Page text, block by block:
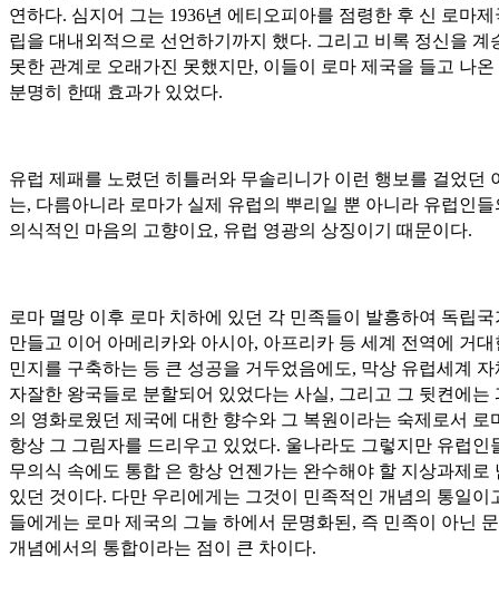
연하다. 심지어 그는 1936년 에티오피아를 점령한 후 신 로마제
립을 대내외적으로 선언하기까지 했다. 그리고 비록 정신을 계
못한 관계로 오래가진 못했지만, 이들이 로마 제국을 들고 나온
분명히 한때 효과가 있었다.
유럽 제패를 노렸던 히틀러와 무솔리니가 이런 행보를 걸었던
는, 다름아니라 로마가 실제 유럽의 뿌리일 뿐 아니라 유럽인들
의식적인 마음의 고향이요, 유럽 영광의 상징이기 때문이다.
로마 멸망 이후 로마 치하에 있던 각 민족들이 발흥하여 독립국
만들고 이어 아메리카와 아시아, 아프리카 등 세계 전역에 거대
민지를 구축하는 등 큰 성공을 거두었음에도, 막상 유럽세계 자
자잘한 왕국들로 분할되어 있었다는 사실, 그리고 그 뒷켠에는
의 영화로웠던 제국에 대한 향수와 그 복원이라는 숙제로서 로
항상 그 그림자를 드리우고 있었다. 울나라도 그렇지만 유럽인
무의식 속에도 통합 은 항상 언젠가는 완수해야 할 지상과제로
있던 것이다. 다만 우리에게는 그것이 민족적인 개념의 통일이
들에게는 로마 제국의 그늘 하에서 문명화된, 즉 민족이 아닌
개념에서의 통합이라는 점이 큰 차이다.